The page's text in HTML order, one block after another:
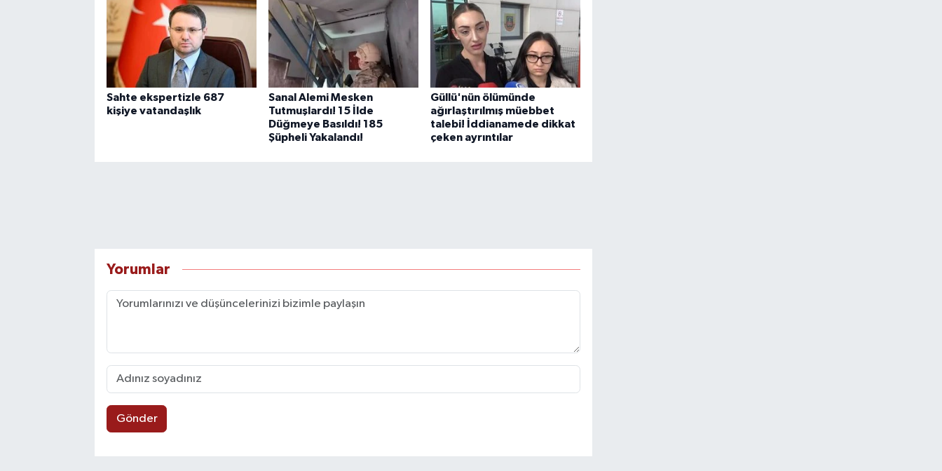
Sahte ekspertizle 687
kişiye vatandaşlık
Sanal Alemi Mesken
Tutmuşlardı! 15 İlde
Düğmeye Basıldı! 185
Şüpheli Yakalandı!
Güllü'nün ölümünde
ağırlaştırılmış müebbet
talebi! İddianamede dikkat
çeken ayrıntılar
Yorumlar
Gönder